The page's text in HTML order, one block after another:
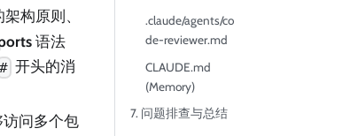
构原则、
语法
# 开头的消
访问多个包
.claude/agents/co
de-reviewer.md
CLAUDE.md
(Memory)
7. 问题排查与总结